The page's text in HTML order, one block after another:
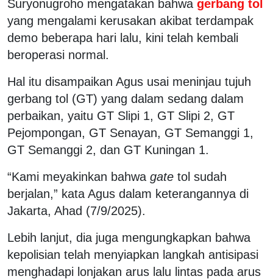
Suryonugroho mengatakan bahwa gerbang tol
yang mengalami kerusakan akibat terdampak
demo beberapa hari lalu, kini telah kembali
beroperasi normal.
Hal itu disampaikan Agus usai meninjau tujuh
gerbang tol (GT) yang dalam sedang dalam
perbaikan, yaitu GT Slipi 1, GT Slipi 2, GT
Pejompongan, GT Senayan, GT Semanggi 1,
GT Semanggi 2, dan GT Kuningan 1.
“Kami meyakinkan bahwa gate tol sudah
berjalan,” kata Agus dalam keterangannya di
Jakarta, Ahad (7/9/2025).
Lebih lanjut, dia juga mengungkapkan bahwa
kepolisian telah menyiapkan langkah antisipasi
menghadapi lonjakan arus lalu lintas pada arus